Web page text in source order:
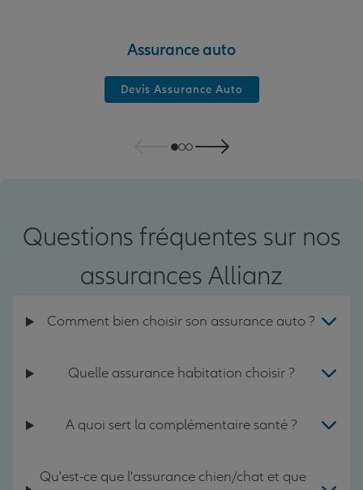
Assurance auto
Devis Assurance Auto
Questions fréquentes sur nos
assurances Allianz
Comment bien choisir son assurance auto ?
Quelle assurance habitation choisir ?
A quoi sert la complémentaire santé ?
Qu'est-ce que l'assurance chien/chat et que